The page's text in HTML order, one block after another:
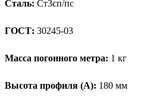
Сталь: Ст3сп/пс
ГОСТ: 30245-03
Масса погонного метра: 1 кг
Высота профиля (А): 180 мм